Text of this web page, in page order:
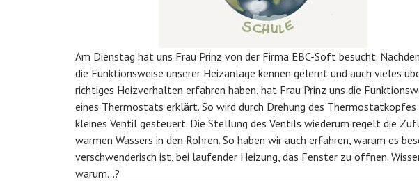
Am Dienstag hat uns Frau Prinz von der Firma EBC-Soft besucht.
die Funktionsweise unserer Heizanlage kennen gelernt und auch vieles
richtiges Heizverhalten erfahren haben, hat Frau Prinz uns die
eines Thermostats erklärt. So wird durch Drehung des Thermostatkopfes
kleines Ventil gesteuert. Die Stellung des Ventils wiederum regelt die
warmen Wassers in den Rohren. So haben wir auch erfahren, warum es
verschwenderisch ist, bei laufender Heizung, das Fenster zu öffnen.
warum…?